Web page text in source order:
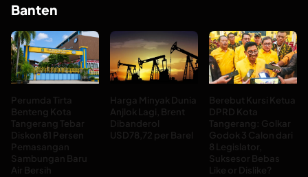
Banten
Perumda Tirta
Benteng Kota
Tangerang Tebar
Diskon 81 Persen
Pemasangan
Sambungan Baru
Air Bersih
Harga Minyak Dunia
Anjlok Lagi, Brent
Dibanderol
USD78,72 per Barel
Berebut Kursi Ketua
DPRD Kota
Tangerang: Golkar
Godok 3 Calon dari
8 Legislator,
Suksesor Bebas
Like or Dislike?